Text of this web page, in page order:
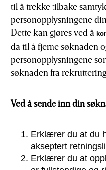
til å trekke tilbake
personopplysningene
Dette kan gjøres ved å
da til å fjerne søknaden
personopplysningene
søknaden fra
Ved å sende inn din
Erklærer du at du
akseptert
Erklærer du at